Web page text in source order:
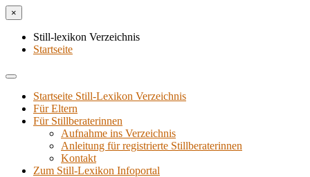
×
Still-lexikon Verzeichnis
Startseite
Startseite Still-Lexikon Verzeichnis
Für Eltern
Für Stillberaterinnen
Aufnahme ins Verzeichnis
Anlei­tung für regis­trier­te Stillberaterinnen
Kon­takt
Zum Still-Lexikon Infoportal